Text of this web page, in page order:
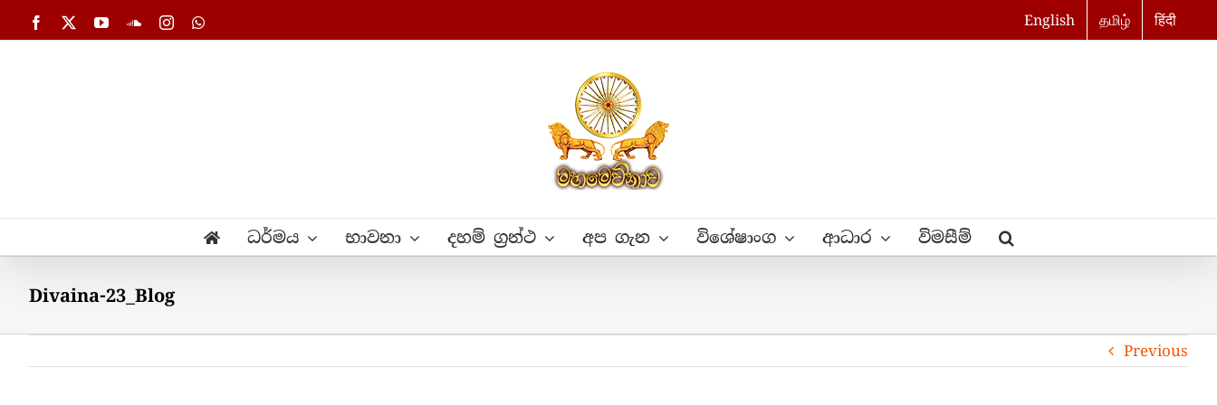
to
Facebook YouTubeSoundCloud
InstagramWhatsApp English தமிழ் हिंदी
ධර්මය භාවනා දහම් ග්‍රන්ථ අප ගැන විශේෂාංග ආධාර විමසීම්
Divaina-23_Blog
Previous